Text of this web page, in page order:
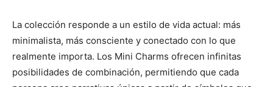
La colección responde a un estilo de vida actual: más
minimalista, más consciente y conectado con lo que
realmente importa. Los Mini Charms ofrecen infinitas
posibilidades de combinación, permitiendo que cada